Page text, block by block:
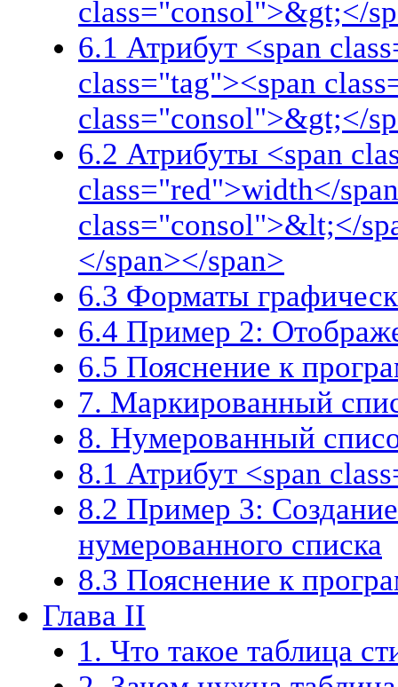
class="consol">&gt;</
6.1 Атрибут <span
class="tag"><span
class="consol">&gt;</
6.2 Атрибуты <span
class="red">width</
class="consol">&lt;</
</span></span>
6.3 Форматы
6.4 Пример 2:
6.5 Пояснение к
7. Маркированный
8. Нумерованный
8.1 Атрибут <span
8.2 Пример 3:
нумерованного списка
8.3 Пояснение к
Глава II
1. Что такое таблица